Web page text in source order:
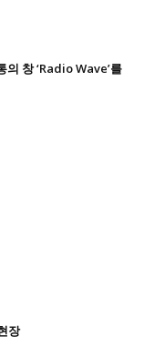
의 창 ‘Radio Wave’를
장